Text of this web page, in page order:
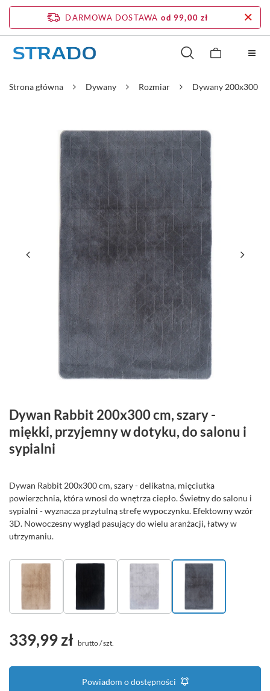
DARMOWA DOSTAWA od 99,00 zł
Strona główna Dywany Rozmiar Dywany 200x300
Dywan Rabbit 200x300 cm, szary -
miękki, przyjemny w dotyku, do salonu i
sypialni
Dywan Rabbit 200x300 cm, szary - delikatna, mięciutka
powierzchnia, która wnosi do wnętrza ciepło. Świetny do salonu i
sypialni - wyznacza przytulną strefę wypoczynku. Efektowny wzór
3D. Nowoczesny wygląd pasujący do wielu aranżacji, łatwy w
utrzymaniu.
339,99 zł brutto/szt.
Powiadom o dostępności